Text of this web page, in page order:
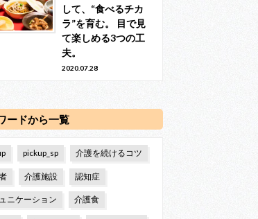
して、“食べるチカ
ラ”を育む。 目で見
て楽しめる3つの工
夫。
2020.07.28
ードから一覧
pickup_sp 介護を続けるコツ
介護施設 認知症
ニケーション 介護食